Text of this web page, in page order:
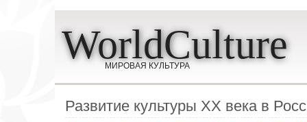
WorldCulture
МИРОВАЯ КУЛЬТУРА
Развитие культуры ХХ века в